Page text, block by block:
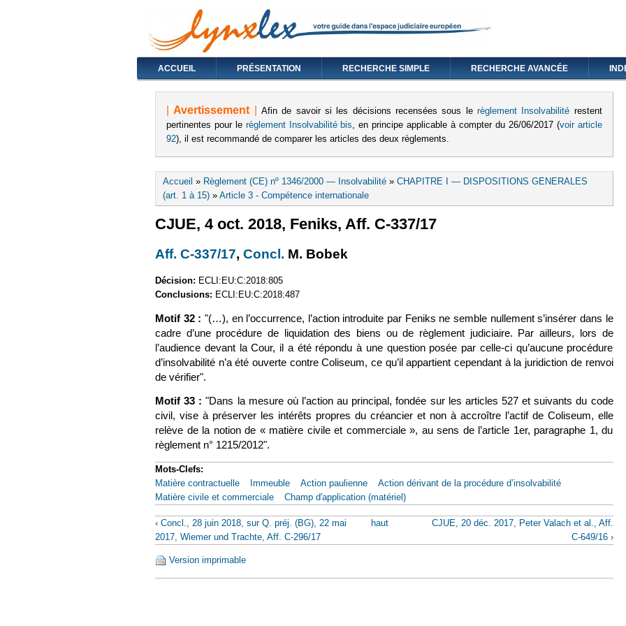
ACCUEIL PRÉSENTATION RECHERCHE SIMPLE RECHERCHE AVANCÉE
|Avertissement Afin de savoir si les décisions recensées sous le règlement Insolvabilité restent
pertinentes pour le règlement Insolvabilité bis, en principe applicable à compter du 26/06/2017 (voir article
92), il est recommandé de comparer les articles des deux règlements.
Vous êtes ici
Accueil » Règlement (CE) nº 1346/2000 — Insolvabilité » CHAPITRE I — DISPOSITIONS GENERALES
(art. 1 à 15) » Article 3 - Compétence internationale
CJUE, 4 oct. 2018, Feniks, Aff. C-337/17
Aff. C-337/17(le lien est externe)
, Concl. (le lien est externe)
M. Bobek
Décision: ECLI:EU:C:2018:805
Conclusions: ECLI:EU:C:2018:487
Motif 32 : "(…), en l’occurrence, l’action introduite par Feniks ne semble nullement s’insérer dans le
cadre d’une procédure de liquidation des biens ou de règlement judiciaire. Par ailleurs, lors de
l’audience devant la Cour, il a été répondu à une question posée par celle-ci qu’aucune procédure
d’insolvabilité n’a été ouverte contre Coliseum, ce qu’il appartient cependant à la juridiction de renvoi
de vérifier".
Motif 33 : "Dans la mesure où l’action au principal, fondée sur les articles 527 et suivants du code
civil, vise à préserver les intérêts propres du créancier et non à accroître l’actif de Coliseum, elle
relève de la notion de « matière civile et commerciale », au sens de l’article 1er, paragraphe 1, du
règlement n° 1215/2012".
Mots-Clefs:
Matière contractuelle
Immeuble Action paulienne
Action dérivant de la procédure d’insolvabilité
Matière civile et commerciale
Champ d'application (matériel)
‹ Concl., 28 juin 2018, sur Q. préj. (BG), 22 mai
2017, Wiemer und Trachte, Aff. C-296/17
haut
CJUE, 20 déc. 2017, Peter Valach et al., Aff.
C-649/16 ›
Version imprimable